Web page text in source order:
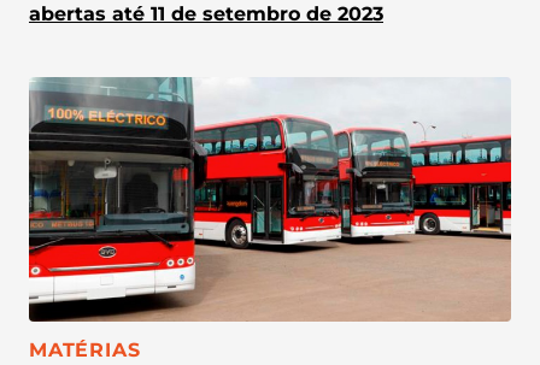
abertas até 11 de setembro de 2023
CATEGORIA:
MATÉRIAS